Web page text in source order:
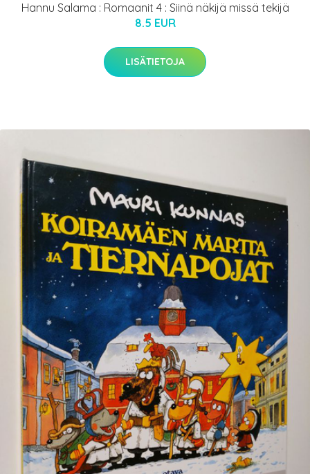
Hannu Salama : Romaanit 4 : Siinä näkijä missä tekijä
8.5 EUR
LISÄTIETOJA